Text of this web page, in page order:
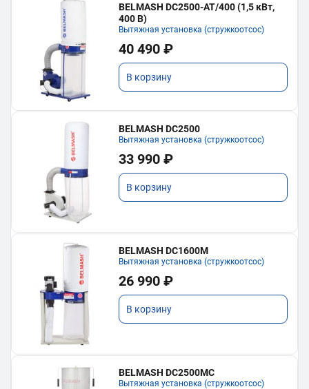
BELMASH DC2500-AT/400 (1,5 кВт,
400 В)
Вытяжная установка (стружкоотсос)
40 490 ₽
В корзину
BELMASH DC2500
Вытяжная установка (стружкоотсос)
33 990 ₽
В корзину
BELMASH DC1600M
Вытяжная установка (стружкоотсос)
26 990 ₽
В корзину
BELMASH DC2500MC
Вытяжная установка (стружкоотсос)